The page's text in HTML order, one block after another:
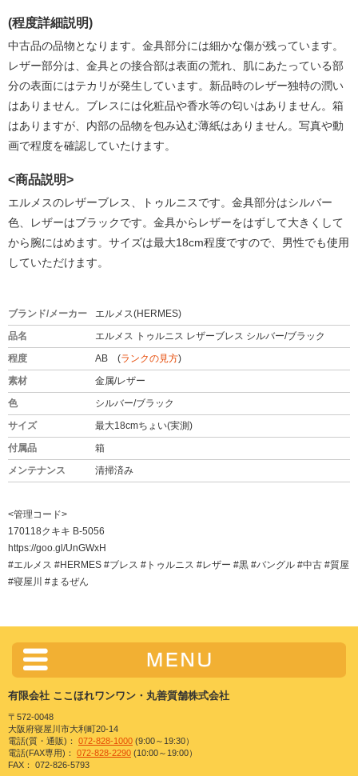
(程度詳細説明)
中古品の品物となります。金具部分には細かな傷が残っています。
レザー部分は、金具との接合部は表面の荒れ、肌にあたっている部
分の表面にはテカリが発生しています。新品時のレザー独特の潤い
はありません。ブレスには化粧品や香水等の匂いはありません。箱
はありますが、内部の品物を包み込む薄紙はありません。写真や動
画で程度を確認していたけます。
<商品説明>
エルメスのレザーブレス、トゥルニスです。金具部分はシルバー
色、レザーはブラックです。金具からレザーをはずして大きくして
から腕にはめます。サイズは最大18cm程度ですので、男性でも使用
していただけます。
ブランド/メーカー
エルメス(HERMES)
品名
エルメス トゥルニス レザーブレス シルバー/ブラック
程度
AB (ランクの見方)
素材
金属/レザー
色
シルバー/ブラック
サイズ
最大18cmちょい(実測)
付属品
箱
メンテナンス
清掃済み
<管理コード>
170118クキキ B-5056
https://goo.gl/UnGWxH
#エルメス #HERMES #ブレス #トゥルニス #レザー #黒 #バングル #中古 #質屋
#寝屋川 #まるぜん
有限会社 ここほれワンワン・丸善質舗株式会社
〒572-0048
大阪府寝屋川市大利町20-14
電話(質・通販)： 072-828-1000 (9:00～19:30）
電話(FAX専用)： 072-828-2290 (10:00～19:00）
FAX： 072-826-5793